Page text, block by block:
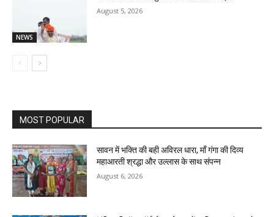
NEWS
August 5, 2026
MOST POPULAR
सावन में भक्ति की बही अविरल धारा, माँ गंगा की दिव्य
महाआरती श्रद्धा और उल्लास के साथ संपन्न
August 6, 2026